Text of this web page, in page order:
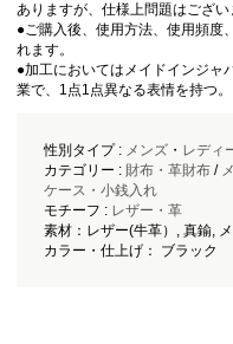
ありますが、仕様上問題はござい
●ご購入後、使用方法、使用頻度
れます。
●加工においてはメイドインジャ
業で、1点1点異なる表情を持つ。
性別タイプ : メンズ・ レディ
カテゴリー : 財布・革財布/
ケース・小銭入れ
モチーフ : レザー・革
素材：レザー(牛革）, 真鍮,
カラー・仕上げ： ブラック